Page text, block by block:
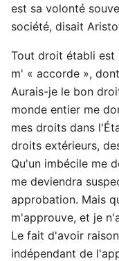
est sa volonté
société, disait
Tout droit établi est
m' « accorde »,
Aurais-je le bon
monde entier me
mes droits dans
droits extérieurs,
Qu'un imbécile me
me deviendra
approbation. Mais
m'approuve, et je
Le fait d'avoir
indépendant de